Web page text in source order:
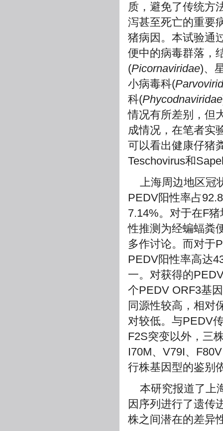
质，避免了传统方
泻甚至死亡的重要
猪病因。本试验通
便中的病毒群落，
(Picornaviridae)、
小病毒科(
科(Phycodnaviridae
情况有所差别，但
成情况，在笔者实
可以看出健康仔猪
Teschovirus和
上海周边地区冠
PEDV阳性率占
7.14%。对于在F
性推测为经蝙蝠粪
多作讨论。而对于
PEDV阳性率高达
一。对获得的
个PEDV ORF3基
同源性较高，相对
对较低。与PEDV
F2S突变以外，三
I70M、V79I、
行株基因型的鉴别
本研究报道了上
因序列进行了遗传
株之间潜在的差异